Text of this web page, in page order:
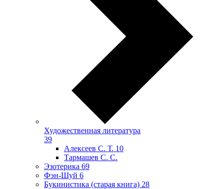
Художественная литература
39
Алексеев С. Т. 10
Тармашев С. С.
Эзотерика 69
Фэн-Шуй 6
Букинистика (старая книга) 28